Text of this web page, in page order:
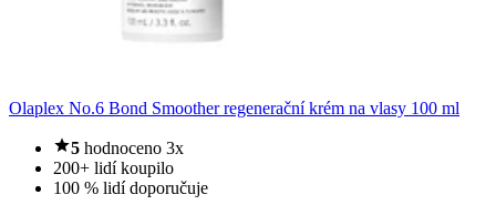
Olaplex No.6 Bond Smoother regenerační krém na vlasy 100 ml
5 hodnoceno 3x
200+ lidí koupilo
100 % lidí doporučuje